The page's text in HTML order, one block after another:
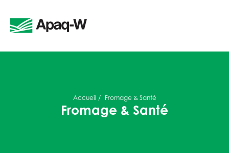
Accueil Fromage & Santé
Fromage & Santé